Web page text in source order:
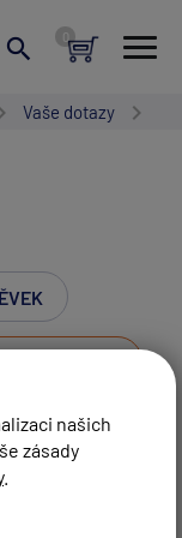
našich
zásady
.
Vaše dotazy
5 6